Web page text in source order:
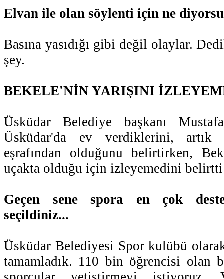
Elvan ile olan söylenti için ne
Basına yasıdığı gibi değil olaylar.
şey.
BEKELE'NİN YARIŞINI
Üsküdar Belediye başkanı
Üsküdar'da ev verdiklerini,
eşrafından olduğunu belirtirken,
uçakta olduğu için izleyemedini belirtti
Geçen sene spora en çok
seçildiniz...
Üsküdar Belediyesi Spor kulübü
tamamladık. 110 bin öğrencisi olan